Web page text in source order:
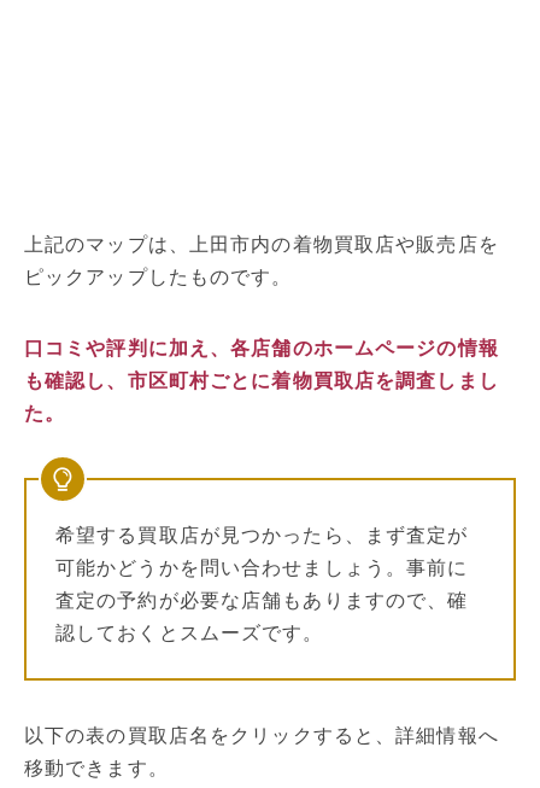
上記のマップは、上田市内の着物買取店や販売店を
ピックアップしたものです。
口コミや評判に加え、各店舗のホームページの情報
も確認し、市区町村ごとに着物買取店を調査しまし
た。
希望する買取店が見つかったら、まず査定が
可能かどうかを問い合わせましょう。事前に
査定の予約が必要な店舗もありますので、確
認しておくとスムーズです。
以下の表の買取店名をクリックすると、詳細情報へ
移動できます。